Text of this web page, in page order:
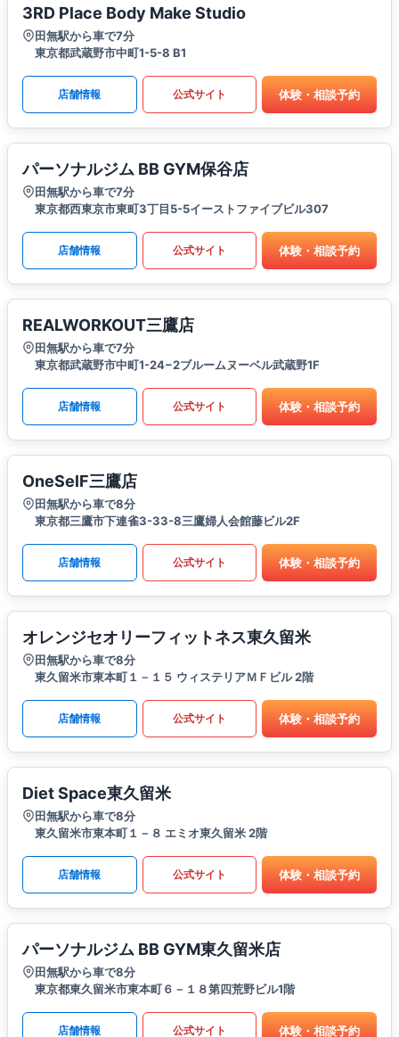
3RD Place Body Make Studio
田無駅から車で7分
東京都武蔵野市中町1-5-8 B1
店舗情報 公式サイト 体験・相談予約
パーソナルジム BB GYM保谷店
田無駅から車で7分
東京都西東京市東町3丁目5-5イーストファイブビル307
店舗情報 公式サイト 体験・相談予約
REALWORKOUT三鷹店
田無駅から車で7分
東京都武蔵野市中町1-24−2ブルームヌーベル武蔵野1F
店舗情報 公式サイト 体験・相談予約
OneSelF三鷹店
田無駅から車で8分
東京都三鷹市下連雀3-33-8三鷹婦人会館藤ビル2F
店舗情報 公式サイト 体験・相談予約
オレンジセオリーフィットネス東久留米
田無駅から車で8分
東久留米市東本町１－１５ ウィステリアＭＦビル 2階
店舗情報 公式サイト 体験・相談予約
Diet Space東久留米
田無駅から車で8分
東久留米市東本町１－８ エミオ東久留米 2階
店舗情報 公式サイト 体験・相談予約
パーソナルジム BB GYM東久留米店
田無駅から車で8分
東京都東久留米市東本町６－１８第四荒野ビル1階
店舗情報 公式サイト 体験・相談予約